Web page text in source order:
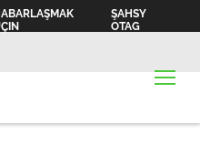
ŞAHSY
OTAG